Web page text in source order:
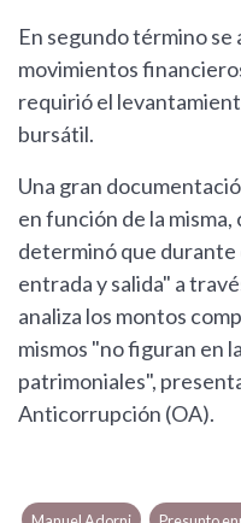
En segundo término se
movimientos
requirió el
bursátil.
Una gran
en función de la
determinó que durante
entrada y salida" a
analiza los montos
mismos "no figuran en
patrimoniales",
Anticorrupción (OA).